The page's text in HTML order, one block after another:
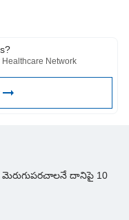
Healthcare Network
మెరుగుపరచాలనే దానిపై 10